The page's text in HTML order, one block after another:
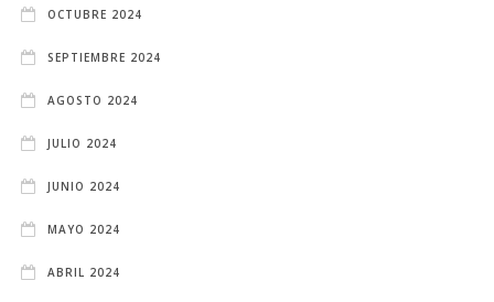
OCTUBRE 2024
SEPTIEMBRE 2024
AGOSTO 2024
JULIO 2024
JUNIO 2024
MAYO 2024
ABRIL 2024